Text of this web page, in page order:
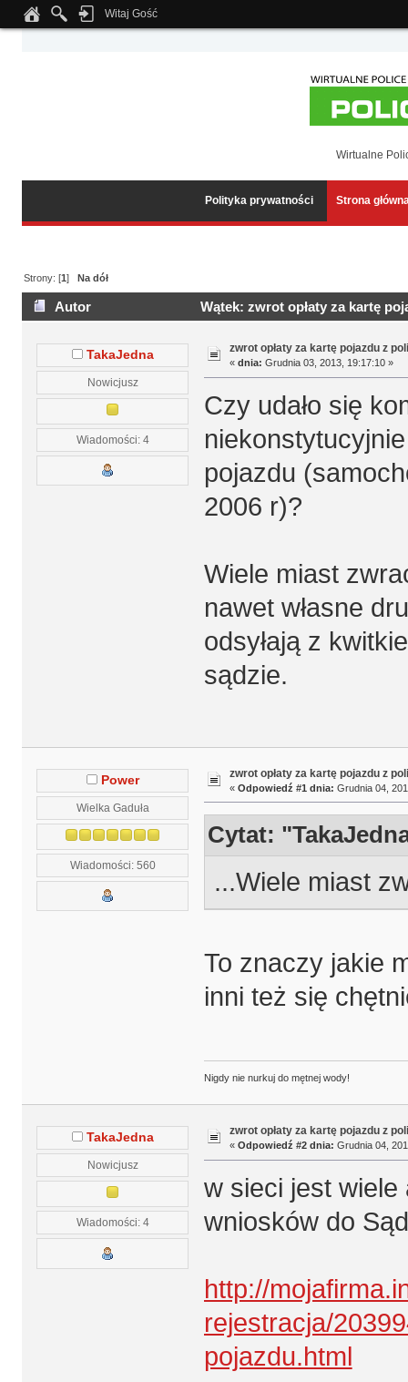
Notice: Undefined index: tapatalk_body_hook in
Witaj Gość
Wirtualne
Polityka prywatności Strona
Strony: [1]Na dół
Autor Wątek: zwrot opłaty za kartę
TakaJedna
Nowicjusz
Wiadomości: 4
zwrot opłaty za kartę pojazdu z
« dnia: Grudnia 03, 2013, 19:17:10 »
Czy udało się
pojazdu
2006 r)?
Wiele miast
nawet własne
odsyłają z
sądzie.
Power
Wielka Gaduła
Wiadomości: 560
zwrot opłaty za kartę pojazdu z
« Odpowiedź #1 dnia: Grudnia 04,
Cytat:
...Wiele miast
To znaczy jakie
inni też się
Nigdy nie nurkuj do mętnej wody!
TakaJedna
Nowicjusz
Wiadomości: 4
zwrot opłaty za kartę pojazdu z
« Odpowiedź #2 dnia: Grudnia 04,
w sieci jest wiele
wniosków do
http://
rejestracja/
pojazdu.html